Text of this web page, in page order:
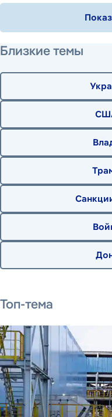
Близкие темы
Топ-тема
10
16
12